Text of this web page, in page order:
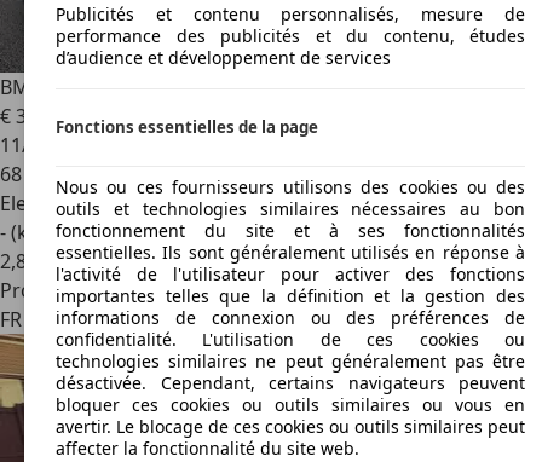
BMW 528
€ 33 890
11/2023
68 571 km
Electrique
- (kWh/100 km)
2,8
Professionnel
FR 77100Mareuil-les-meaux
Publicités et contenu personnalisés, mesure de
performance des publicités et du contenu, études
d’audience et développement de services
Fonctions essentielles de la page
Nous ou ces fournisseurs utilisons des cookies ou des
outils et technologies similaires nécessaires au bon
fonctionnement du site et à ses fonctionnalités
essentielles. Ils sont généralement utilisés en réponse à
l'activité de l'utilisateur pour activer des fonctions
importantes telles que la définition et la gestion des
informations de connexion ou des préférences de
confidentialité. L'utilisation de ces cookies ou
technologies similaires ne peut généralement pas être
désactivée. Cependant, certains navigateurs peuvent
bloquer ces cookies ou outils similaires ou vous en
avertir. Le blocage de ces cookies ou outils similaires peut
affecter la fonctionnalité du site web.